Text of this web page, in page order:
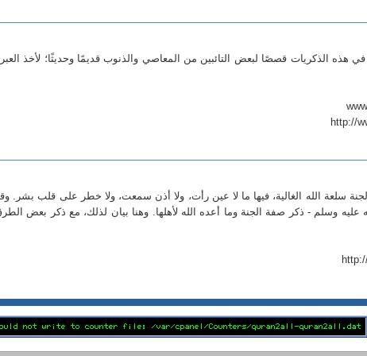
الذكريات قصصًا لبعض التائبين من المعاصي والذنوب قديمًا وحديثًا؛ لأخذ
http://
الجنة سلعة الله الغالية، فيها ما لا عين رأت، ولا أذن سمعت، ولا خطر على قلب بشر.
وسلم - ذكر صفة الجنة وما أعده الله لأهلها. وهنا بيان لذلك، مع ذكر بعض